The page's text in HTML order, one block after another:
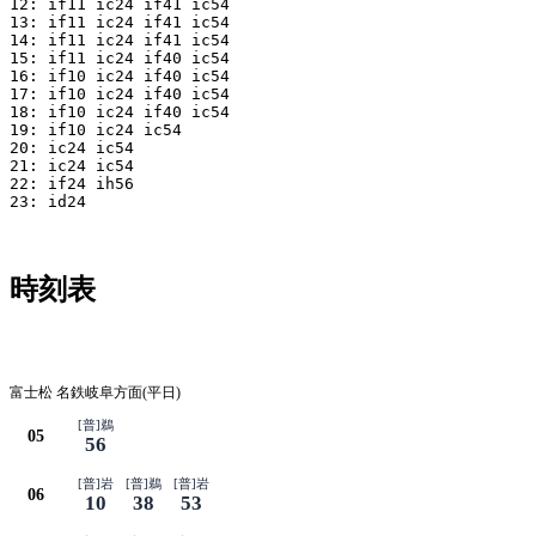
12: if11 ic24 if41 ic54
13: if11 ic24 if41 ic54
14: if11 ic24 if41 ic54
15: if11 ic24 if40 ic54
16: if10 ic24 if40 ic54
17: if10 ic24 if40 ic54
18: if10 ic24 if40 ic54
19: if10 ic24 ic54
20: ic24 ic54
21: ic24 ic54
22: if24 ih56
23: id24
時刻表
富士松 名鉄岐阜方面(平日)
05
[普]鵜
56
06
[普]岩
10
[普]鵜
38
[普]岩
53